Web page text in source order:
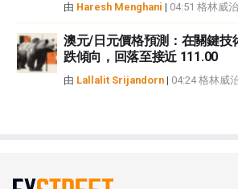
由 Haresh Menghani | 04:51 格林威
澳元/日元價格預測：在關鍵技
跌傾向，回落至接近 111.00
由 Lallalit Srijandorn | 04:24 格林威